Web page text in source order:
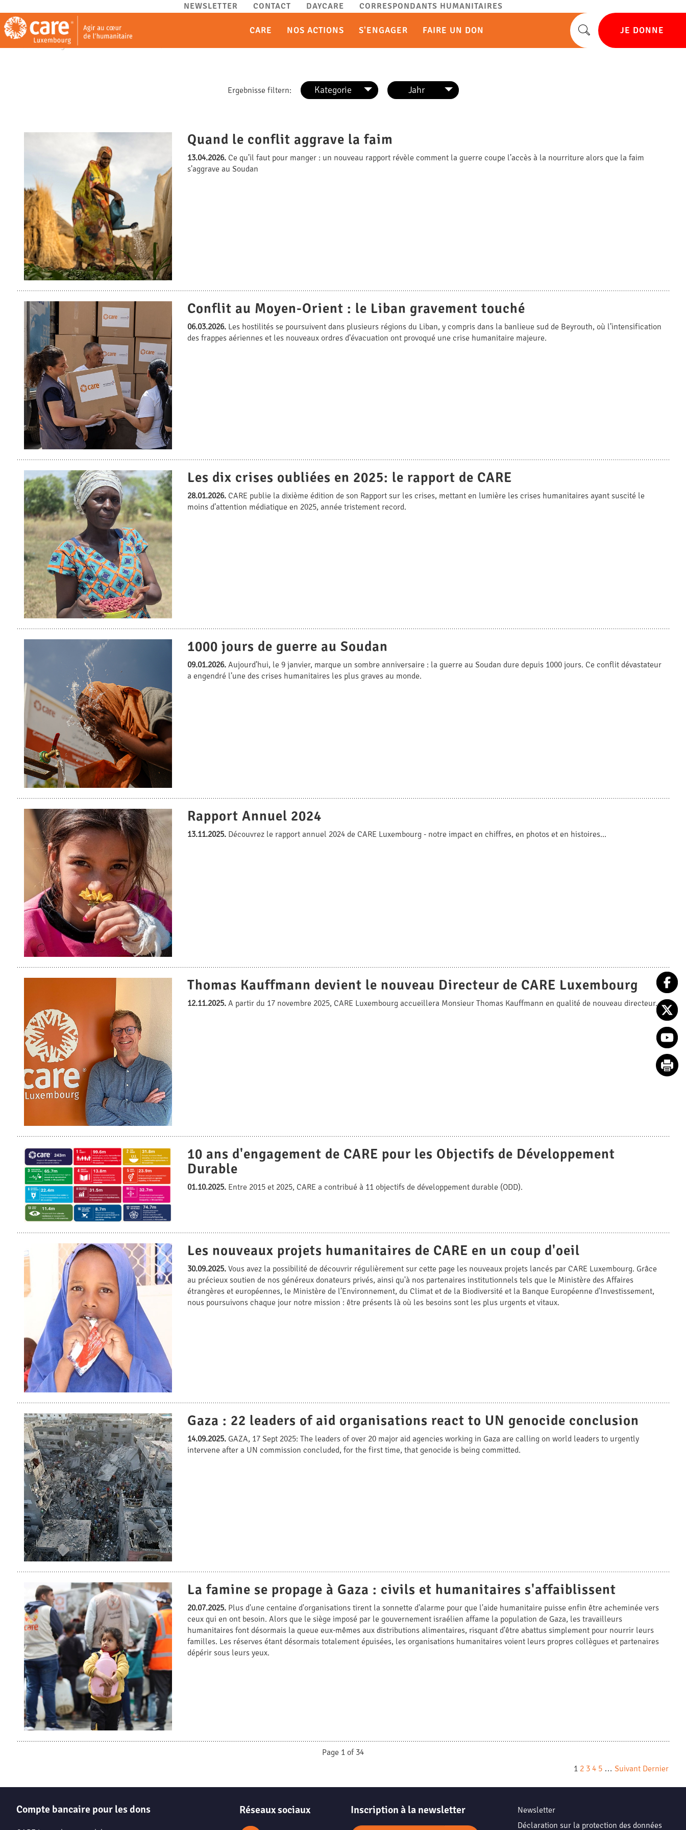
NEWSLETTER CONTACT DAYCARE CORRESPONDANTS HUMANITAIRES
CARE NOS ACTIONS S'ENGAGER FAIRE UN DON JE DONNE
CARE.LU - Agir au cœur de l’humanitaire.
Ergebnisse filtern: Kategorie Jahr
Quand le conflit aggrave la faim
13.04.2026. Ce qu’il faut pour manger : un nouveau rapport révèle comment la guerre coupe l’accès à la nourriture alors que la faim
s’aggrave au Soudan
Conflit au Moyen-Orient : le Liban gravement touché
06.03.2026. Les hostilités se poursuivent dans plusieurs régions du Liban, y compris dans la banlieue sud de Beyrouth, où l’intensification
des frappes aériennes et les nouveaux ordres d’évacuation ont provoqué une crise humanitaire majeure.
Les dix crises oubliées en 2025: le rapport de CARE
28.01.2026. CARE publie la dixième édition de son Rapport sur les crises, mettant en lumière les crises humanitaires ayant suscité le
moins d’attention médiatique en 2025, année tristement record.
1000 jours de guerre au Soudan
09.01.2026. Aujourd’hui, le 9 janvier, marque un sombre anniversaire : la guerre au Soudan dure depuis 1000 jours. Ce conflit dévastateur
a engendré l’une des crises humanitaires les plus graves au monde.
Rapport Annuel 2024
13.11.2025. Découvrez le rapport annuel 2024 de CARE Luxembourg - notre impact en chiffres, en photos et en histoires...
Thomas Kauffmann devient le nouveau Directeur de CARE Luxembourg
12.11.2025. A partir du 17 novembre 2025, CARE Luxembourg accueillera Monsieur Thomas Kauffmann en qualité de nouveau directeur.
10 ans d'engagement de CARE pour les Objectifs de Développement
Durable
01.10.2025. Entre 2015 et 2025, CARE a contribué à 11 objectifs de développement durable (ODD).
Les nouveaux projets humanitaires de CARE en un coup d'oeil
30.09.2025. Vous avez la possibilité de découvrir régulièrement sur cette page les nouveaux projets lancés par CARE Luxembourg. Grâce
au précieux soutien de nos généreux donateurs privés, ainsi qu'à nos partenaires institutionnels tels que le Ministère des Affaires
étrangères et européennes, le Ministère de l’Environnement, du Climat et de la Biodiversité et la Banque Européenne d'Investissement,
nous poursuivons chaque jour notre mission : être présents là où les besoins sont les plus urgents et vitaux.
Gaza : 22 leaders of aid organisations react to UN genocide conclusion
14.09.2025. GAZA, 17 Sept 2025: The leaders of over 20 major aid agencies working in Gaza are calling on world leaders to urgently
intervene after a UN commission concluded, for the first time, that genocide is being committed.
La famine se propage à Gaza : civils et humanitaires s'affaiblissent
20.07.2025. Plus d'une centaine d'organisations tirent la sonnette d'alarme pour que l'aide humanitaire puisse enfin être acheminée vers
ceux qui en ont besoin. Alors que le siège imposé par le gouvernement israélien affame la population de Gaza, les travailleurs
humanitaires font désormais la queue eux-mêmes aux distributions alimentaires, risquant d'être abattus simplement pour nourrir leurs
familles. Les réserves étant désormais totalement épuisées, les organisations humanitaires voient leurs propres collègues et partenaires
dépérir sous leurs yeux.
Page 1 of 34
1 2 3 4 5 … Suivant Dernier
Compte bancaire pour les dons Réseaux sociaux Inscription à la newsletter
Newsletter
Déclaration sur la protection des données